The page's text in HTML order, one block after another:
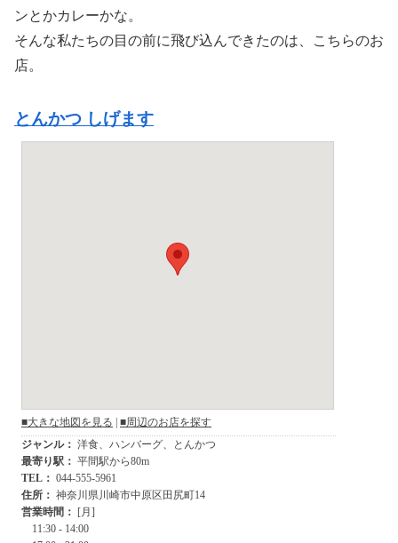
ンとかカレーかな。
そんな私たちの目の前に飛び込んできたのは、こちらのお
店。
とんかつ しげます